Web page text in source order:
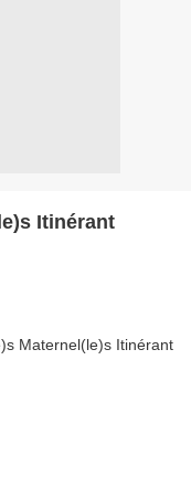
Itinérant